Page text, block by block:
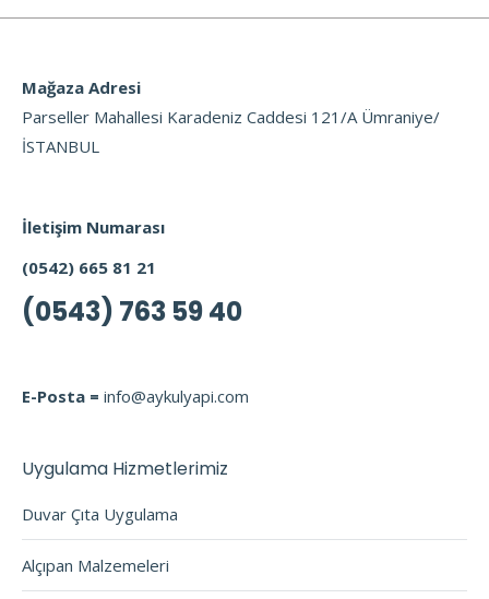
Mağaza Adresi
Parseller Mahallesi Karadeniz Caddesi 121/A Ümraniye/
İSTANBUL
İletişim Numarası
(0542) 665 81 21
(0543) 763 59 40
E-Posta = info@aykulyapi.com
Uygulama Hizmetlerimiz
Duvar Çıta Uygulama
Alçıpan Malzemeleri